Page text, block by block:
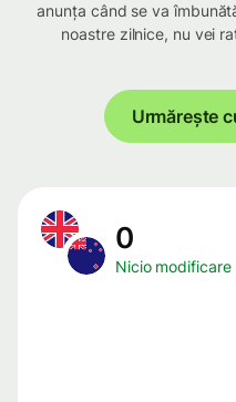
anunța când se va
noastre zilnice, nu vei
Urmărește
0
Nicio modificare